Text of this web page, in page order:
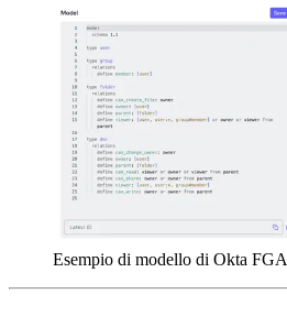
Esempio di modello di Okta FGA